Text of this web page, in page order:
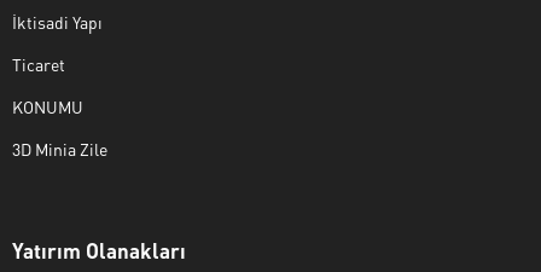
İktisadi Yapı
Ticaret
KONUMU
3D Minia Zile
Yatırım Olanakları